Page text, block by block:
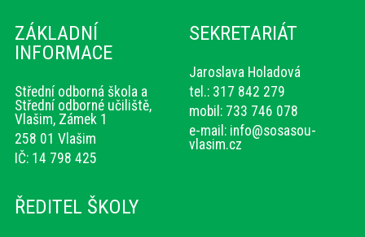
ZÁKLADNÍ
INFORMACE
Střední odborná škola a
Střední odborné učiliště,
Vlašim, Zámek 1
258 01 Vlašim
IČ: 14 798 425
SEKRETARIÁT
Jaroslava Holadová
tel.: 317 842 279
mobil: 733 746 078
e-mail: info@sosasou-
vlasim.cz
ŘEDITEL ŠKOLY